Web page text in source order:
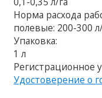
Норма расхода
полевые: 200-300
Упаковка:
1 л
Регистрационное
Удостоверение о